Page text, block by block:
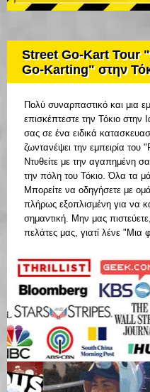
Street Go-Kart Tour
Go-Karting" στην
Πολύ συναρπαστικό και μια
επισκέπτεστε την Τόκιο στην
σας σε ένα ειδικά
ζωντανέψει την εμπειρία
Ντυθείτε με την αγαπημένη
την πόλη του Τόκιο. Όλα τα
Μπορείτε να οδηγήσετε με
πλήρως εξοπλισμένη για να
σημαντική. Μην μας
πελάτες μας, γιατί λένε "Μια